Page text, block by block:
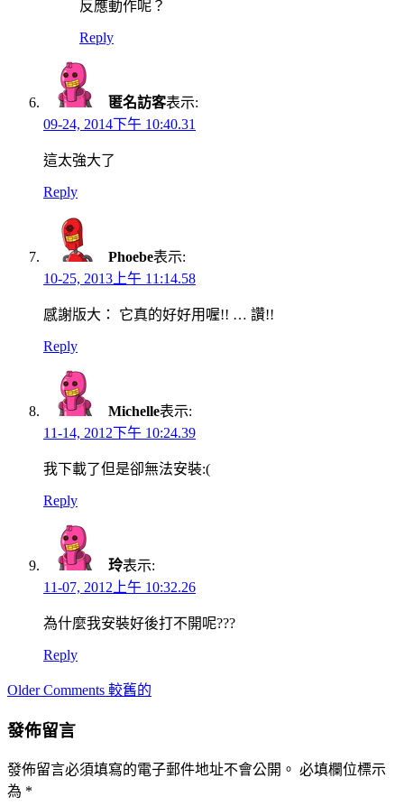
反應動作呢？
Reply
匿名訪客表示:
09-24, 2014下午 10:40.31
這太強大了
Reply
Phoebe表示:
10-25, 2013上午 11:14.58
感謝版大： 它真的好好用喔!! … 讚!!
Reply
Michelle表示:
11-14, 2012下午 10:24.39
我下載了但是卻無法安裝:(
Reply
玲表示:
11-07, 2012上午 10:32.26
為什麼我安裝好後打不開呢???
Reply
Comment
Older Comments 較舊的
發佈留言
發佈留言必須填寫的電子郵件地址不會公開。 必填欄位標示
為 *